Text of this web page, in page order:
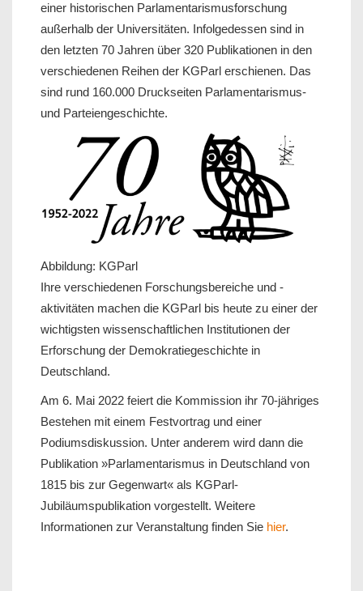
einer historischen Parlamentarismusforschung
außerhalb der Universitäten. Infolgedessen sind in
den letzten 70 Jahren über 320 Publikationen in den
verschiedenen Reihen der KGParl erschienen. Das
sind rund 160.000 Druckseiten Parlamentarismus-
und Parteiengeschichte.
Abbildung: KGParl
Ihre verschiedenen Forschungsbereiche und -
aktivitäten machen die KGParl bis heute zu einer der
wichtigsten wissenschaftlichen Institutionen der
Erforschung der Demokratiegeschichte in
Deutschland.
Am 6. Mai 2022 feiert die Kommission ihr 70-jähriges
Bestehen mit einem Festvortrag und einer
Podiumsdiskussion. Unter anderem wird dann die
Publikation »Parlamentarismus in Deutschland von
1815 bis zur Gegenwart« als KGParl-
Jubiläumspublikation vorgestellt. Weitere
Informationen zur Veranstaltung finden Sie hier.